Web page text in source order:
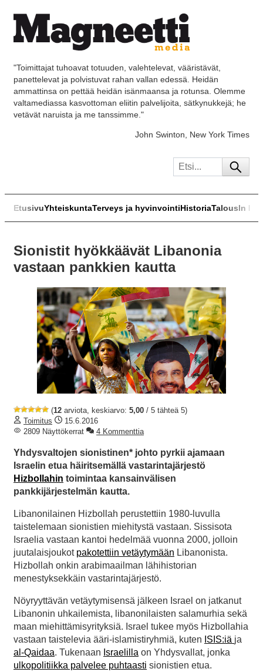
"Toimittajat tuhoavat totuuden, valehtelevat, vääristävät,
panettelevat ja polvistuvat rahan vallan edessä. Heidän
ammattinsa on pettää heidän isänmaansa ja rotunsa. Olemme
valtamediassa kasvottoman eliitin palvelijoita, sätkynukkejä; he
vetävät naruista ja me tanssimme."
John Swinton, New York Times
EtusivuYhteiskuntaTerveys ja hyvinvointiHistoriaTalousIn
Sionistit hyökkäävät Libanonia
vastaan pankkien kautta
(12 arviota, keskiarvo: 5,00 / 5 tähteä 5)
Toimitus
15.6.2016
2809 Näyttökerrat
4 Kommenttia
Yhdysvaltojen sionistinen* johto pyrkii ajamaan
Israelin etua häiritsemällä vastarintajärjestö
Hizbollahin toimintaa kansainvälisen
pankkijärjestelmän kautta.
Libanonilainen Hizbollah perustettiin 1980-luvulla
taistelemaan sionistien miehitystä vastaan. Sissisota
Israelia vastaan kantoi hedelmää vuonna 2000, jolloin
juutalaisjoukot pakotettiin vetäytymään Libanonista.
Hizbollah onkin arabimaailman lähihistorian
menestyksekkäin vastarintajärjestö.
Nöyryyttävän vetäytymisensä jälkeen Israel on jatkanut
Libanonin uhkailemista, libanonilaisten salamurhia sekä
maan miehittämisyrityksiä. Israel tukee myös Hizbollahia
vastaan taistelevia ääri-islamistiryhmiä, kuten ISIS:iä ja
al-Qaidaa. Tukenaan Israelilla on Yhdysvallat, jonka
ulkopolitiikka palvelee puhtaasti sionistien etua.